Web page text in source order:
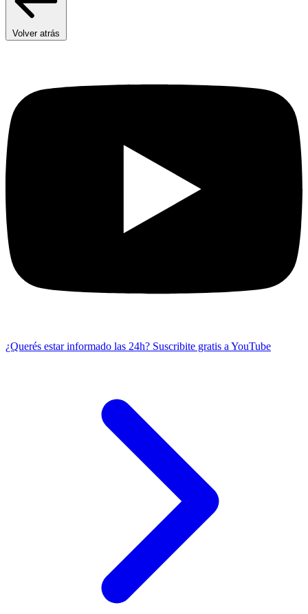
Volver atrás
¿Querés estar informado las 24h? Suscribite gratis a YouTube